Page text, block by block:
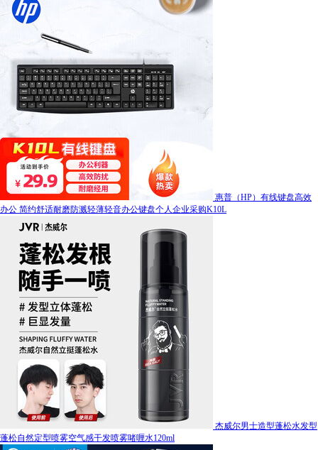
惠普（HP）有线键盘高效
办公 简约舒适耐磨防溅轻薄轻音办公键盘个人企业采购K10L
杰威尔男士造型蓬松水发型
蓬松自然定型喷雾空气感干发喷雾啫喱水120ml